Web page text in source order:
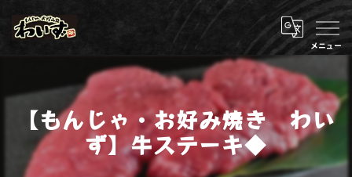
【もんじゃ・お好み焼き わい
ず】牛ステーキ◆